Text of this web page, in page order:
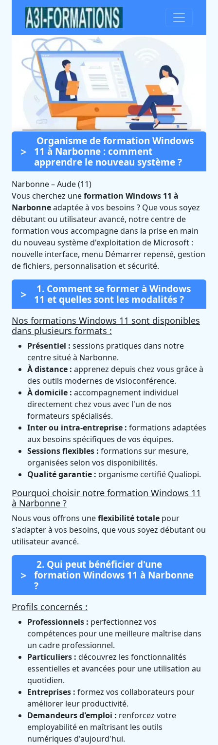
Formation Windows 11 à
Narbonne (Aude)
Certifié Qualiopi et éligible CPF
Organisme de formation Windows
11 à Narbonne : comment
apprendre le nouveau système ?
Narbonne–Aude (11)
Vous cherchez uneformation Windows 11 à
Narbonneadaptée à vos besoins ? Que vous soyez
débutant ou utilisateur avancé, notre centre de
formation vous accompagne dans la prise en main
du nouveau système d'exploitation de Microsoft :
nouvelle interface, menu Démarrer repensé, gestion
de fichiers, personnalisation et sécurité.
1. Comment se former à Windows
11 et quelles sont les modalités ?
Nos formations Windows 11 sont disponibles
dans plusieurs formats :
Présentiel : sessions pratiques dans notre
centre situé à Narbonne.
À distance : apprenez depuis chez vous grâce à
des outils modernes de visioconférence.
À domicile : accompagnement individuel
directement chez vous avec l'un de nos
formateurs spécialisés.
Inter ou intra-entreprise : formations adaptées
aux besoins spécifiques de vos équipes.
Sessions flexibles : formations sur mesure,
organisées selon vos disponibilités.
Qualité garantie : organisme certifié Qualiopi.
Pourquoi choisir notre formation Windows 11
à Narbonne ?
Nous vous offrons uneflexibilité totale pour
s'adapter à vos besoins, que vous soyez débutant ou
utilisateur avancé.
2. Qui peut bénéficier d'une
formation Windows 11 à Narbonne
?
Profils concernés :
Professionnels : perfectionnez vos
compétences pour une meilleure maîtrise dans
un cadre professionnel.
Particuliers : découvrez les fonctionnalités
essentielles et avancées pour une utilisation au
quotidien.
Entreprises : formez vos collaborateurs pour
améliorer leur productivité.
Demandeurs d'emploi : renforcez votre
employabilité en maîtrisant les outils
numériques d'aujourd'hui.